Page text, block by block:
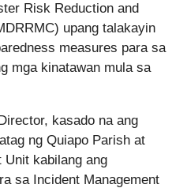
Risk Reduction and
upang talakayin
measures para sa
mga kinatawan mula sa
kasado na ang
ng Quiapo Parish at
Unit kabilang ang
sa Incident Management